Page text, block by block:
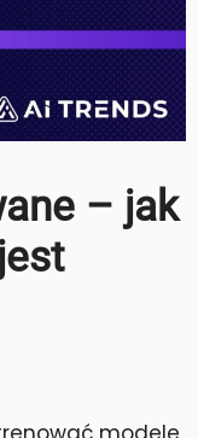
– jak